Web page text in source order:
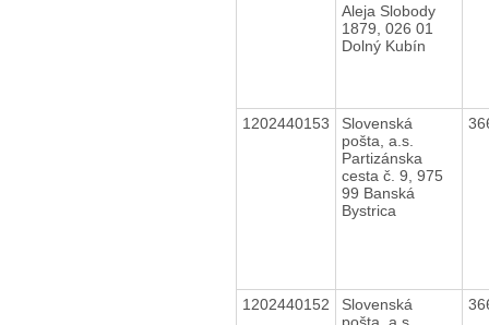
Aleja Slobody
1879, 026 01
Dolný Kubín
1202440153
Slovenská
pošta, a.s.
Partizánska
cesta č. 9, 975
99 Banská
Bystrica
1202440152
Slovenská